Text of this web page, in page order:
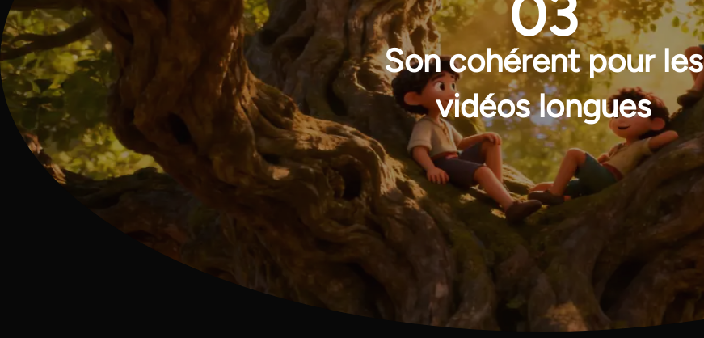
03
Son cohérent pour les
vidéos longues